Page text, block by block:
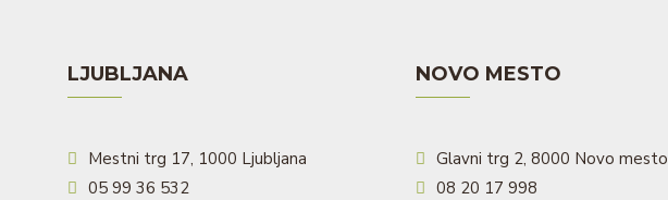
LJUBLJANA
Mestni trg 17, 1000 Ljubljana
05 99 36 532
NOVO MESTO
Glavni trg 2, 8000 Novo mesto
08 20 17 998